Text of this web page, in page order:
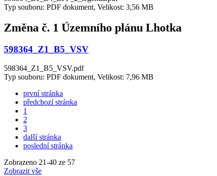
Typ souboru: PDF dokument, Velikost: 3,56 MB
Změna č. 1 Územního plánu Lhotka
598364_Z1_B5_VSV
598364_Z1_B5_VSV.pdf
Typ souboru: PDF dokument, Velikost: 7,96 MB
první stránka
předchozí stránka
1
2
3
další stránka
poslední stránka
Zobrazeno 21-40 ze 57
Zobrazit vše